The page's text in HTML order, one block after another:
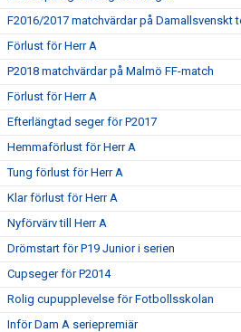
F2016/2017 matchvärdar på Damallsvenskt
Förlust för Herr A
P2018 matchvärdar på Malmö FF-match
Förlust för Herr A
Efterlängtad seger för P2017
Hemmaförlust för Herr A
Tung förlust för Herr A
Klar förlust för Herr A
Nyförvärv till Herr A
Drömstart för P19 Junior i serien
Cupseger för P2014
Rolig cupupplevelse för Fotbollsskolan
Inför Dam A seriepremiär